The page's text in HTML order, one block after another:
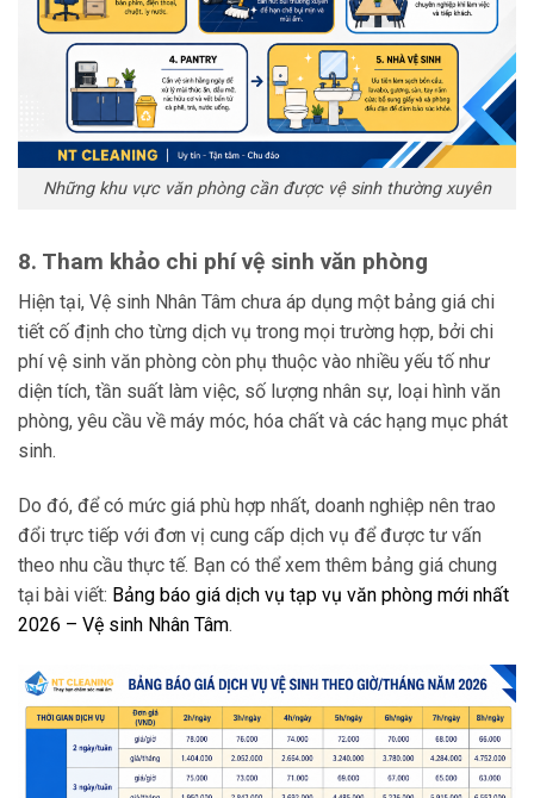
Những khu vực văn phòng cần được vệ sinh thường xuyên
8. Tham khảo chi phí vệ sinh văn phòng
Hiện tại, Vệ sinh Nhân Tâm chưa áp dụng một bảng giá chi
tiết cố định cho từng dịch vụ trong mọi trường hợp, bởi chi
phí vệ sinh văn phòng còn phụ thuộc vào nhiều yếu tố như
diện tích, tần suất làm việc, số lượng nhân sự, loại hình văn
phòng, yêu cầu về máy móc, hóa chất và các hạng mục phát
sinh.
Do đó, để có mức giá phù hợp nhất, doanh nghiệp nên trao
đổi trực tiếp với đơn vị cung cấp dịch vụ để được tư vấn
theo nhu cầu thực tế. Bạn có thể xem thêm bảng giá chung
tại bài viết: Bảng báo giá dịch vụ tạp vụ văn phòng mới nhất
2026 – Vệ sinh Nhân Tâm.